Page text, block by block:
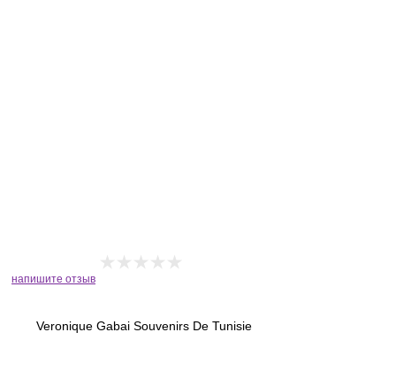
напишите отзыв
Veronique Gabai Souvenirs De Tunisie